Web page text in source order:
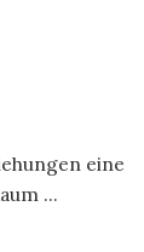
eine
...